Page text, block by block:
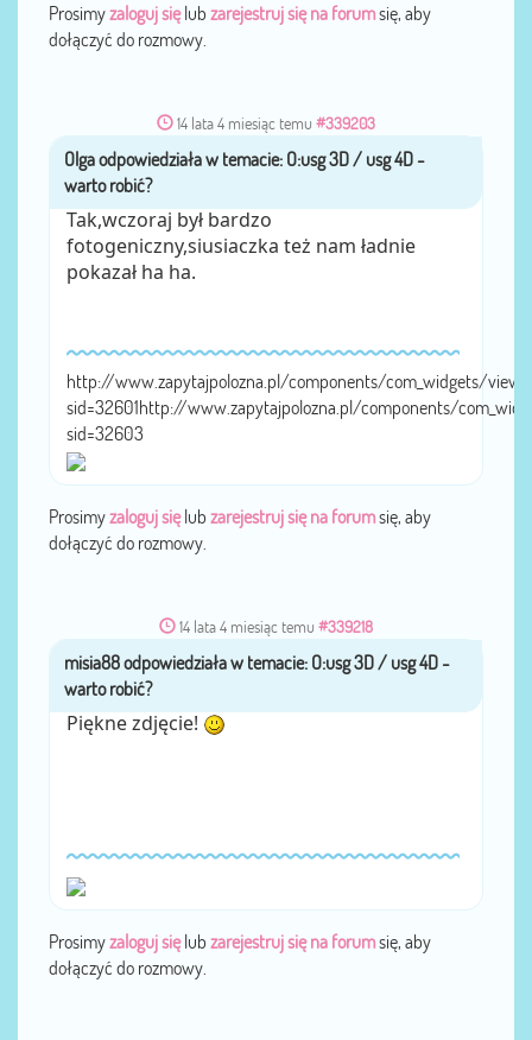
Prosimyzaloguj sięlub zarejestruj się na forumsię, aby
dołączyć do rozmowy.
14 lata 4 miesiąc temu #339203
przezOlga
Tak,wczoraj był bardzo
fotogeniczny,siusiaczka też nam ładnie
pokazał ha ha.
http://www.zapytajpolozna.pl/components/com_widgets/
sid=32601http://www.zapytajpolozna.pl/components/
sid=32603
Prosimyzaloguj sięlub zarejestruj się na forumsię, aby
dołączyć do rozmowy.
14 lata 4 miesiąc temu #339218
przez misia88
Piękne zdjęcie!
Prosimyzaloguj sięlub zarejestruj się na forumsię, aby
dołączyć do rozmowy.